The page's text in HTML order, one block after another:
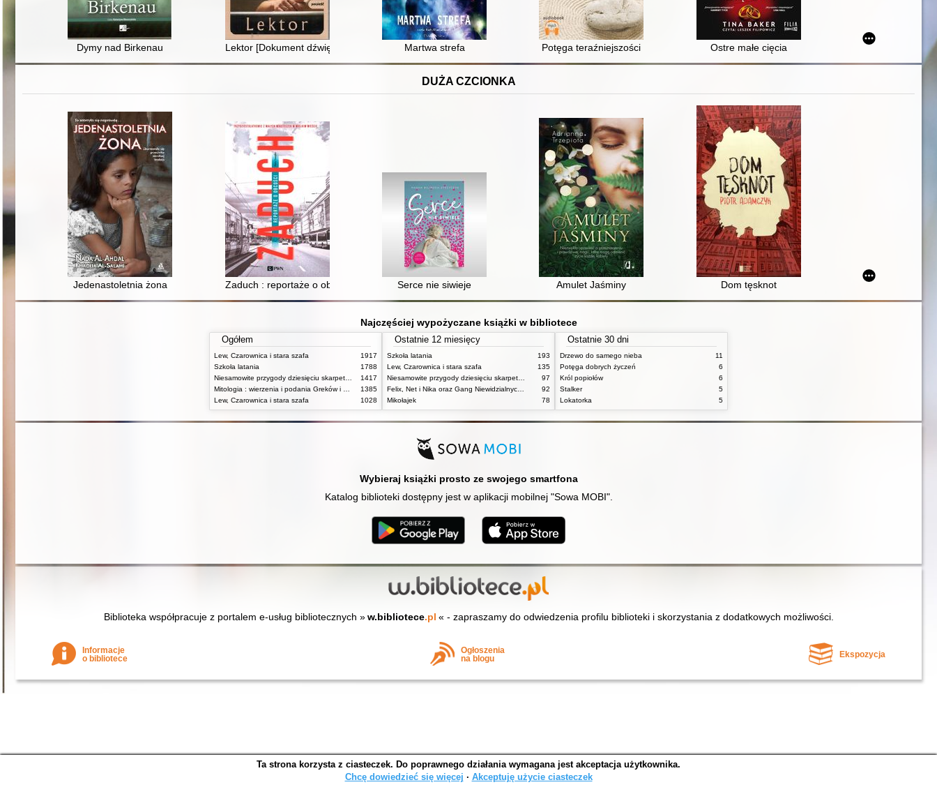
Dymy nad Birkenau Lektor [Dokument dźwiękowy] Martwa strefa Potęga teraźniejszości Ostre małe cięcia
DUŻA CZCIONKA
Jedenastoletnia żona Zaduch : reportaże o obcości : trzydziestolatkowie z małych miasteczek w wielkim mieście
Serce nie siwieje Amulet Jaśminy Dom tęsknot
Najczęściej wypożyczane książki w bibliotece
Ogółem
Lew, Czarownica i stara szafa
1917
Szkoła latania
1788
1417
1385
Lew, Czarownica i stara szafa
1028
Ostatnie 12 miesięcy
Szkoła latania
193
Lew, Czarownica i stara szafa
135
97
92
Mikołajek
78
Ostatnie 30 dni
Drzewo do samego nieba
11
Potęga dobrych życzeń
6
Król popiołów
6
Stalker
5
Lokatorka
5
Wybieraj książki prosto ze swojego smartfona
Katalog biblioteki dostępny jest w aplikacji mobilnej "Sowa MOBI".
Biblioteka współpracuje z portalem e-usług bibliotecznych » w.bibliotece.pl « - zapraszamy do odwiedzenia profilu biblioteki i skorzystania z dodatkowych możliwości.
Informacje
o bibliotece
Ogłoszenia
na blogu
Ekspozycja
SOWA OPAC v. 6.11.4 (2026-05-31)
Wygenerowano w 0,3574 s.
Ta strona korzysta z ciasteczek. Do poprawnego działania wymagana jest akceptacja użytkownika.
Chcę dowiedzieć się więcej ∙ Akceptuję użycie ciasteczek